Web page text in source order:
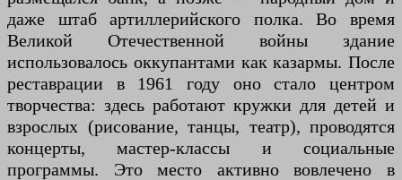
даже штаб артиллерийского полка. Во время
Великой Отечественной войны здание
использовалось оккупантами как казармы. После
реставрации в 1961 году оно стало центром
творчества: здесь работают кружки для детей и
взрослых (рисование, танцы, театр), проводятся
концерты, мастер-классы и социальные
программы. Это место активно вовлечено в